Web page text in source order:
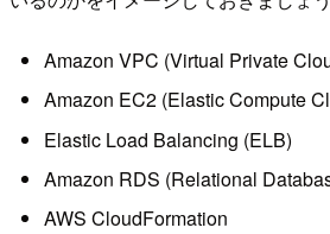
Amazon VPC (Virtual Private
Amazon EC2 (Elastic Compute
Elastic Load Balancing (ELB)
Amazon RDS (Relational
AWS CloudFormation